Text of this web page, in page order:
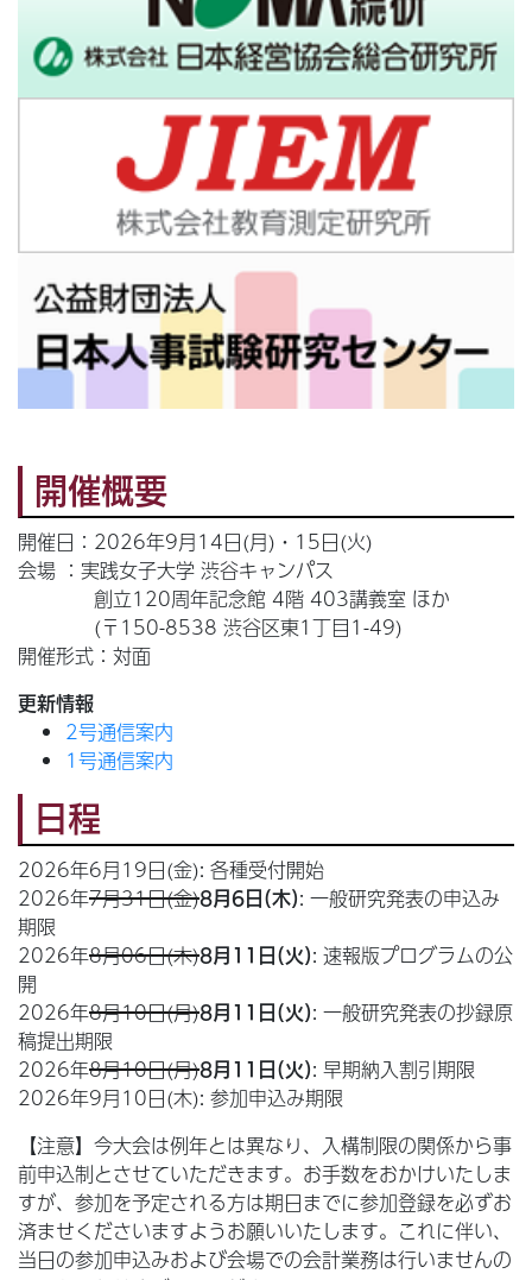
開催概要
開催日：2026年9月14日(月)・15日(火)
会場 ：実践女子大学 渋谷キャンパス
創立120周年記念館 4階 403講義室 ほか
(〒150-8538 渋谷区東1丁目1-49)
開催形式：対面
更新情報
2号通信案内
1号通信案内
日程
2026年6月19日(金): 各種受付開始
2026年7月31日(金)8月6日(木): 一般研究発表の申込み
期限
2026年8月06日(木)8月11日(火): 速報版プログラムの公
開
2026年8月10日(月)8月11日(火): 一般研究発表の抄録原
稿提出期限
2026年8月10日(月)8月11日(火): 早期納入割引期限
2026年9月10日(木): 参加申込み期限
【注意】今大会は例年とは異なり、入構制限の関係から事
前申込制とさせていただきます。お手数をおかけいたしま
すが、参加を予定される方は期日までに参加登録を必ずお
済ませくださいますようお願いいたします。これに伴い、
当日の参加申込みおよび会場での会計業務は行いませんの